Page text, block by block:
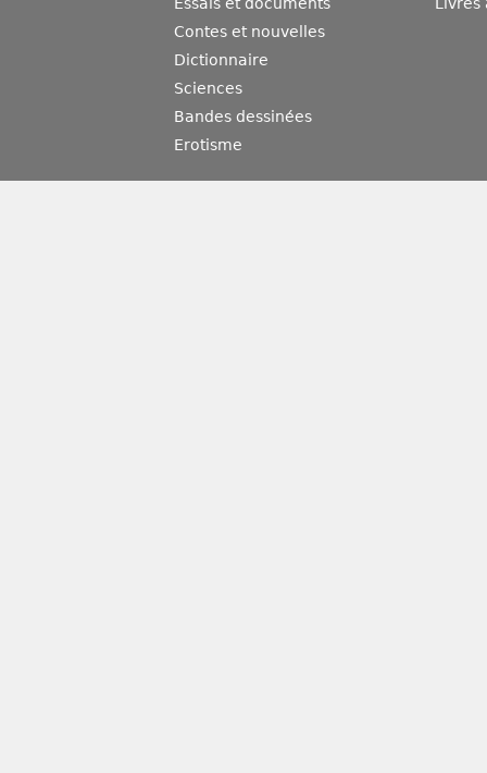
Essais et documents
Contes et nouvelles
Dictionnaire
Sciences
Bandes dessinées
Erotisme
Livres